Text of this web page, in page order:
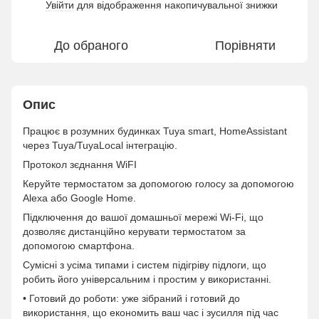
Увійти для відображення накопичувальної знижки
До обраного Порівняти
Опис
Працює в розумних будинках Tuya smart, HomeAssistant
через Tuya/TuyaLocal інтеграцію.
Протокол зєднання WiFI
Керуйте термостатом за допомогою голосу за допомогою
Alexa або Google Home.
Підключення до вашої домашньої мережі Wi-Fi, що
дозволяє дистанційно керувати термостатом за
допомогою смартфона.
Сумісні з усіма типами і систем підігріву підлоги, що
робить його універсальним і простим у використанні.
• Готовий до роботи: уже зібраний і готовий до
використання, що економить ваш час і зусилля під час